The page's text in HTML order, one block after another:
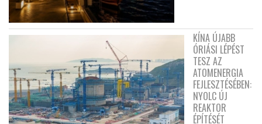
KÍNA ÚJABB
ÓRIÁSI LÉPÉST
TESZ AZ
ATOMENERGIA
FEJLESZTÉSÉBEN:
NYOLC ÚJ
REAKTOR
ÉPÍTÉSÉT